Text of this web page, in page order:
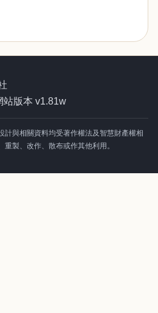
站版本 v1.81w
計與相關資料均受著作權法及智慧財產權相
製、改作、散布或作其他利用。